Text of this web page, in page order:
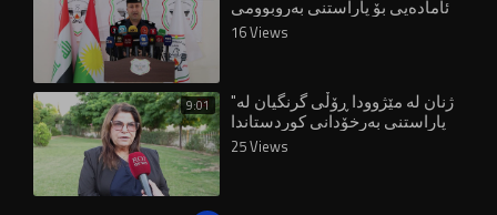
ئامادەیی بۆ پاراستنی بەروبوومی
جوتیاران دەربڕی
16 Views
9:01 "ژنان لە مێژوودا ڕۆڵی گرنگیان لە
پاراستنی بەرخۆدانی کوردستاندا
بینیوە"
25 Views